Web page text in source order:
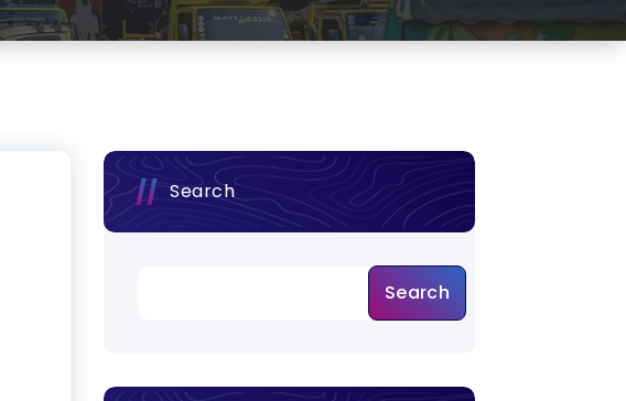
Search
Search